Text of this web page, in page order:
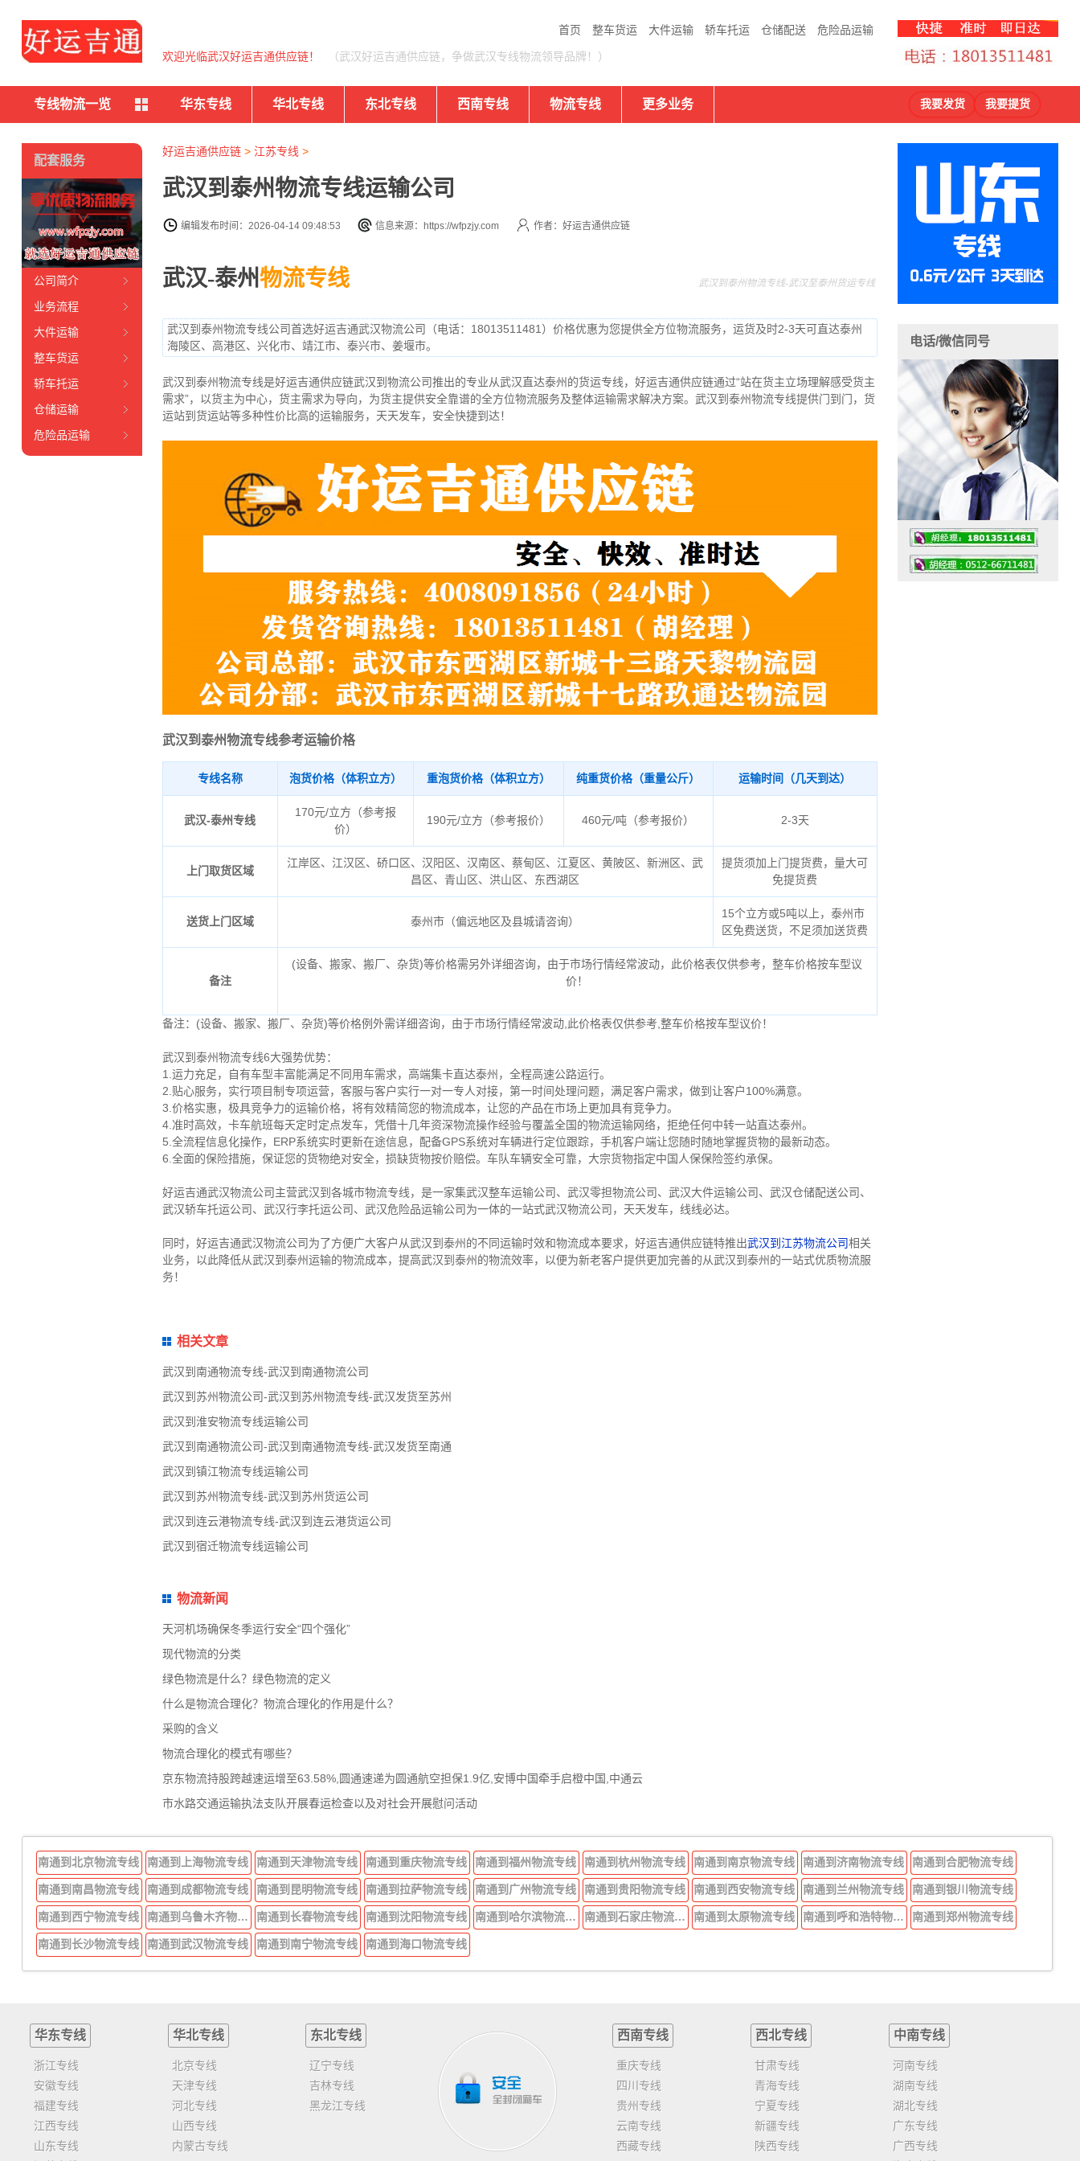
首页 整车货运 大件运输 轿车托运 仓储配送 危险品运输
欢迎光临武汉好运吉通供应链！ （武汉好运吉通供应链，争做武汉专线物流领导品牌！）
专线物流一览 华东专线 华北专线 东北专线 西南专线 物流专线 更多业务 我要发货 我要提货
好运吉通供应链> 江苏专线 >
武汉到泰州物流专线运输公司
编辑发布时间：2026-04-14 09:48:53 信息来源：https://wfpzjy.com 作者：好运吉通供应链
武汉-泰州物流专线 武汉到泰州物流专线-武汉至泰州货运专线
武汉到泰州物流专线公司首选好运吉通武汉物流公司（电话：18013511481）价格优惠为您提供全方位物流服务，运货及时2-3天可直达泰州
海陵区、高港区、兴化市、靖江市、泰兴市、姜堰市。
武汉到泰州物流专线是好运吉通供应链武汉到物流公司推出的专业从武汉直达泰州的货运专线，好运吉通供应链通过“站在货主立场理解感受货主
需求”，以货主为中心，货主需求为导向，为货主提供安全靠谱的全方位物流服务及整体运输需求解决方案。武汉到泰州物流专线提供门到门，货
运站到货运站等多种性价比高的运输服务，天天发车，安全快捷到达！
武汉到泰州物流专线参考运输价格
专线名称 泡货价格（体积立方） 重泡货价格（体积立方） 纯重货价格（重量公斤） 运输时间（几天到达）
武汉-泰州专线
170元/立方（参考报
价）
190元/立方（参考报价） 460元/吨（参考报价） 2-3天
上门取货区域
江岸区、江汉区、硚口区、汉阳区、汉南区、蔡甸区、江夏区、黄陂区、新洲区、武
昌区、青山区、洪山区、东西湖区
提货须加上门提货费，量大可
免提货费
送货上门区域 泰州市（偏远地区及县城请咨询）
15个立方或5吨以上，泰州市
区免费送货，不足须加送货费
备注
(设备、搬家、搬厂、杂货)等价格需另外详细咨询，由于市场行情经常波动，此价格表仅供参考，整车价格按车型议
价！
备注：(设备、搬家、搬厂、杂货)等价格例外需详细咨询，由于市场行情经常波动,此价格表仅供参考,整车价格按车型议价！
武汉到泰州物流专线6大强势优势：
1.运力充足，自有车型丰富能满足不同用车需求，高端集卡直达泰州，全程高速公路运行。
2.贴心服务，实行项目制专项运营，客服与客户实行一对一专人对接，第一时间处理问题，满足客户需求，做到让客户100%满意。
3.价格实惠，极具竞争力的运输价格，将有效精简您的物流成本，让您的产品在市场上更加具有竞争力。
4.准时高效，卡车航班每天定时定点发车，凭借十几年资深物流操作经验与覆盖全国的物流运输网络，拒绝任何中转一站直达泰州。
5.全流程信息化操作，ERP系统实时更新在途信息，配备GPS系统对车辆进行定位跟踪，手机客户端让您随时随地掌握货物的最新动态。
6.全面的保险措施，保证您的货物绝对安全，损缺货物按价赔偿。车队车辆安全可靠，大宗货物指定中国人保保险签约承保。
好运吉通武汉物流公司主营武汉到各城市物流专线，是一家集武汉整车运输公司、武汉零担物流公司、武汉大件运输公司、武汉仓储配送公司、
武汉轿车托运公司、武汉行李托运公司、武汉危险品运输公司为一体的一站式武汉物流公司，天天发车，线线必达。
同时，好运吉通武汉物流公司为了方便广大客户从武汉到泰州的不同运输时效和物流成本要求，好运吉通供应链特推出武汉到江苏物流公司相关
业务，以此降低从武汉到泰州运输的物流成本，提高武汉到泰州的物流效率，以便为新老客户提供更加完善的从武汉到泰州的一站式优质物流服
务！
相关文章
武汉到南通物流专线-武汉到南通物流公司
武汉到苏州物流公司-武汉到苏州物流专线-武汉发货至苏州
武汉到淮安物流专线运输公司
武汉到南通物流公司-武汉到南通物流专线-武汉发货至南通
武汉到镇江物流专线运输公司
武汉到苏州物流专线-武汉到苏州货运公司
武汉到连云港物流专线-武汉到连云港货运公司
武汉到宿迁物流专线运输公司
物流新闻
天河机场确保冬季运行安全“四个强化”
现代物流的分类
绿色物流是什么？绿色物流的定义
什么是物流合理化？物流合理化的作用是什么？
采购的含义
物流合理化的模式有哪些？
京东物流持股跨越速运增至63.58%,圆通速递为圆通航空担保1.9亿,安博中国牵手启橙中国,中通云
市水路交通运输执法支队开展春运检查以及对社会开展慰问活动
配套服务
公司简介
业务流程
大件运输
整车货运
轿车托运
仓储运输
危险品运输
电话/微信同号
南通到北京物流专线 南通到上海物流专线 南通到天津物流专线 南通到重庆物流专线 南通到福州物流专线 南通到杭州物流专线 南通到南京物流专线 南通到济南物流专线 南通到合肥物流专线
南通到南昌物流专线 南通到成都物流专线 南通到昆明物流专线 南通到拉萨物流专线 南通到广州物流专线 南通到贵阳物流专线 南通到西安物流专线 南通到兰州物流专线 南通到银川物流专线
南通到西宁物流专线 南通到乌鲁木齐物流专线 南通到长春物流专线 南通到沈阳物流专线 南通到哈尔滨物流专线 南通到石家庄物流专线 南通到太原物流专线 南通到呼和浩特物流专线 南通到郑州物流专线
南通到长沙物流专线 南通到武汉物流专线 南通到南宁物流专线 南通到海口物流专线
华东专线
浙江专线
安徽专线
福建专线
江西专线
山东专线
华北专线
北京专线
天津专线
河北专线
山西专线
内蒙古专线
东北专线
辽宁专线
吉林专线
黑龙江专线
西南专线
重庆专线
四川专线
贵州专线
云南专线
西藏专线
西北专线
甘肃专线
青海专线
宁夏专线
新疆专线
陕西专线
中南专线
河南专线
湖南专线
湖北专线
广东专线
广西专线